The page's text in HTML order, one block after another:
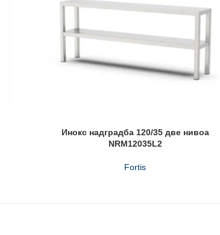
Инокс надградба 120/35 две нивоа
NRM12035L2
Fortis